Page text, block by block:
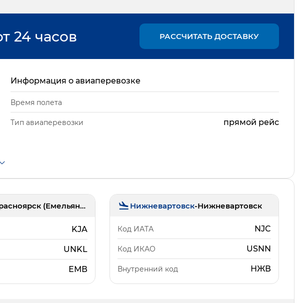
24 часов РАССЧИТАТЬ ДОСТАВКУ
Информация о авиаперевозке
Время полета
Тип авиаперевозки прямой рейс
Красноярск (Емельяново)
KJA
UNKL
ЕМВ
Нижневартовск-Нижневартовск
Код ИАТА NJC
Код ИКАО USNN
Внутренний код НЖВ